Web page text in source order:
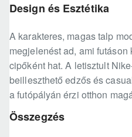
Design és Esztétika
A karakteres, magas talp
megjelenést ad, ami futáson
cipőként hat. A letisztult
beilleszthető edzős és
a futópályán érzi otthon
Összegzés